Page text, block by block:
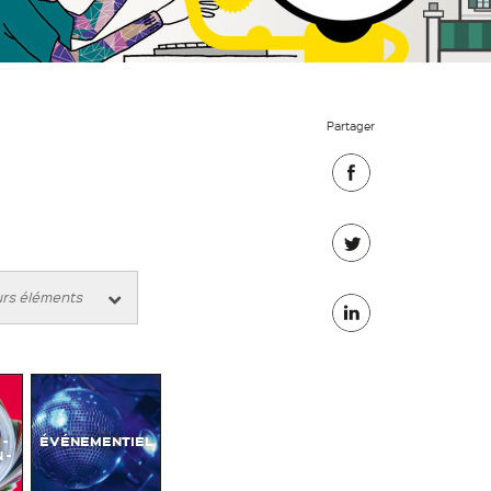
-
ÉVÉNEMENTIEL
Partager
sur
Facebook
sur
Twitter